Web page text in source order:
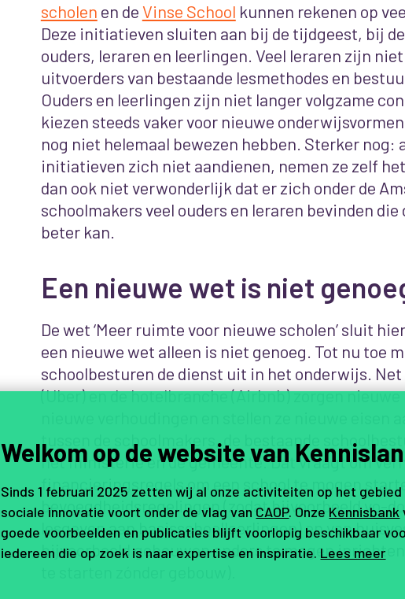
scholen en deVinse School kunnen rekenen op
Deze initiatieven sluiten aan bij de tijdgeest, bij
ouders, leraren en leerlingen. Veel leraren zijn
uitvoerders van bestaande lesmethodes en
Ouders en leerlingen zijn niet langer volgzame
kiezen steeds vaker voor nieuwe onderwijsvormen
nog niet helemaal bewezen hebben. Sterker nog:
initiatieven zich niet aandienen, nemen ze zelf
dan ook niet verwonderlijk dat er zich onder de
schoolmakers veel ouders en leraren bevinden die
beter kan.
Een nieuwe wet is niet
De wet ‘Meer ruimte voor nieuwe scholen’ sluit
een nieuwe wet alleen is niet genoeg. Tot nu toe
schoolbesturen de dienst uit in het onderwijs.
(Uber) en de hotelbranche (Airbnb) zorgen
nieuwe verhoudingen en stellen ze nieuwe eisen
tussen de schoolmakers, de bestaande
het ministerie en de gemeente. Dat vraagt om
financieringsregels om een school te mogen
bevoegdheidsregelingen (zodat bijvoorbeeld vo-
lesgeven aan basisschoolleerlingen) en van
bijvoorbeeld gebouwen anders te mogen
Welkom op de website van
Sinds 1 februari 2025 zetten wij al onze activiteiten op het gebied
sociale innovatie voort onder de vlag van CAOP. Onze Kennisbank
goede voorbeelden en publicaties blijft voorlopig beschikbaar
iedereen die op zoek is naar expertise en inspiratie. Lees meer